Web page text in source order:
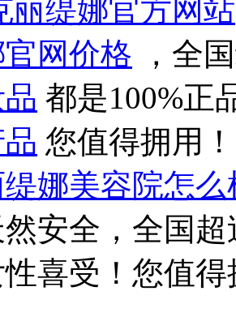
丽缇娜官方网站
网价格 ，全
都是100%正
您值得拥用
娜美容院怎么
安全，全国
喜受！您值得